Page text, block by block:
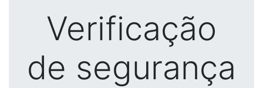
Verificação
de segurança